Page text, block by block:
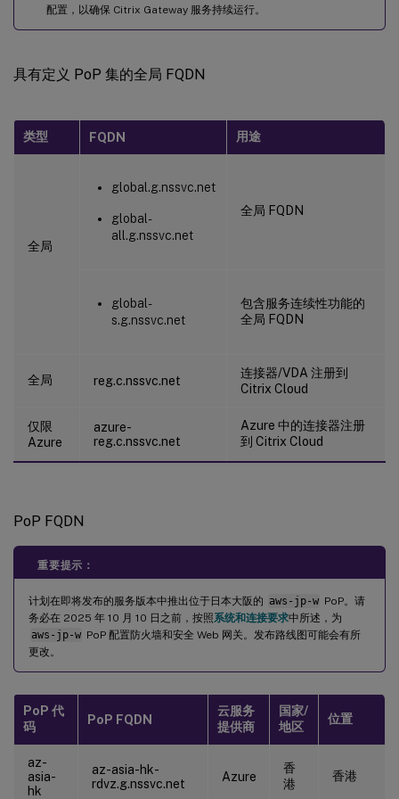
配置，以确保 Citrix Gateway 服务持续运行。
具有定义 PoP 集的全局 FQDN
类型 FQDN 用途
全局
global.g.nssvc.net
global-
all.g.nssvc.net
全局 FQDN
global-
s.g.nssvc.net
包含服务连续性功能的
全局 FQDN
全局 reg.c.nssvc.net
连接器/VDA 注册到
Citrix Cloud
仅限
Azure
azure-
reg.c.nssvc.net
Azure 中的连接器注册
到 Citrix Cloud
PoP FQDN
重要提示：
计划在即将发布的服务版本中推出位于日本大阪的 aws-jp-w PoP。请
务必在 2025 年 10 月 10 日之前，按照系统和连接要求中所述，为
aws-jp-w PoP 配置防火墙和安全 Web 网关。发布路线图可能会有所
更改。
PoP 代
码
PoP FQDN
云服务
提供商
国家/
地区
位置
az-
asia-
hk
az-asia-hk-
rdvz.g.nssvc.net
Azure
香
港
香港